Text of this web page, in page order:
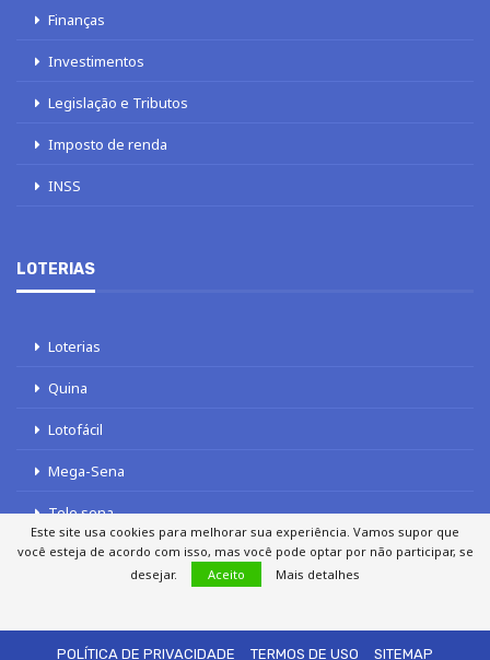
Finanças
Investimentos
Legislação e Tributos
Imposto de renda
INSS
LOTERIAS
Loterias
Quina
Lotofácil
Mega-Sena
Tele sena
POLÍTICA DE PRIVACIDADE
TERMOS DE USO SITEMAP
Este site usa cookies para melhorar sua experiência. Vamos supor que
você esteja de acordo com isso, mas você pode optar por não participar, se
desejar.
Aceito Mais detalhes